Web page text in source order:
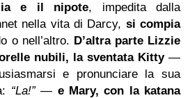
e il nipote, impedita dalla
nella vita di Darcy, si compia
o nell’altro. D’altra parte Lizzie
nubili, la sventata Kitty—
e pronunciare la sua
“La!”— e Mary, con la katana